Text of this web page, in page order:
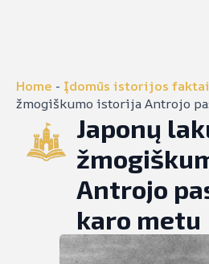
Home - Įdomūs istorijos faktai
žmogiškumo istorija Antrojo
Japonų
Antrojo
karo metu